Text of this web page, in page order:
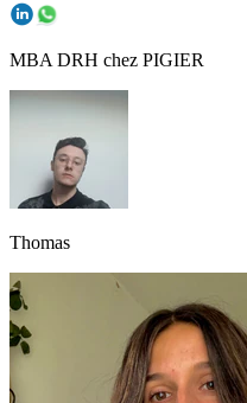
MBA DRH chez PIGIER
Thomas